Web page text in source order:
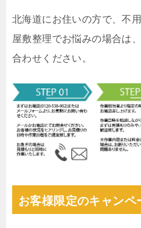
北海道にお住いの方で、不
屋敷整理でお悩みの場合は
合わせください。
お客様限定のキャンペ